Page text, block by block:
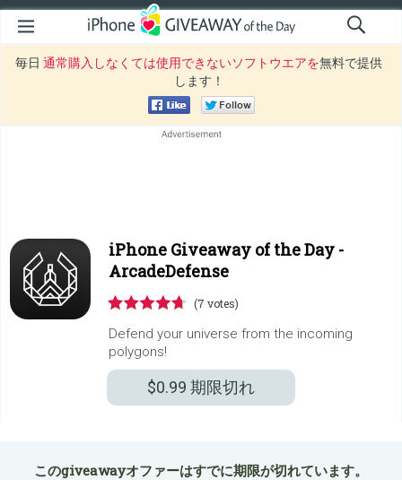
毎日 通常購入しなくては使用できないソフトウエアを無料で提供
します！
iPhone Giveaway of the Day -
ArcadeDefense
(7 votes)
Defend your universe from the incoming
polygons!
$0.99 期限切れ
このgiveawayオファーはすでに期限が切れています。